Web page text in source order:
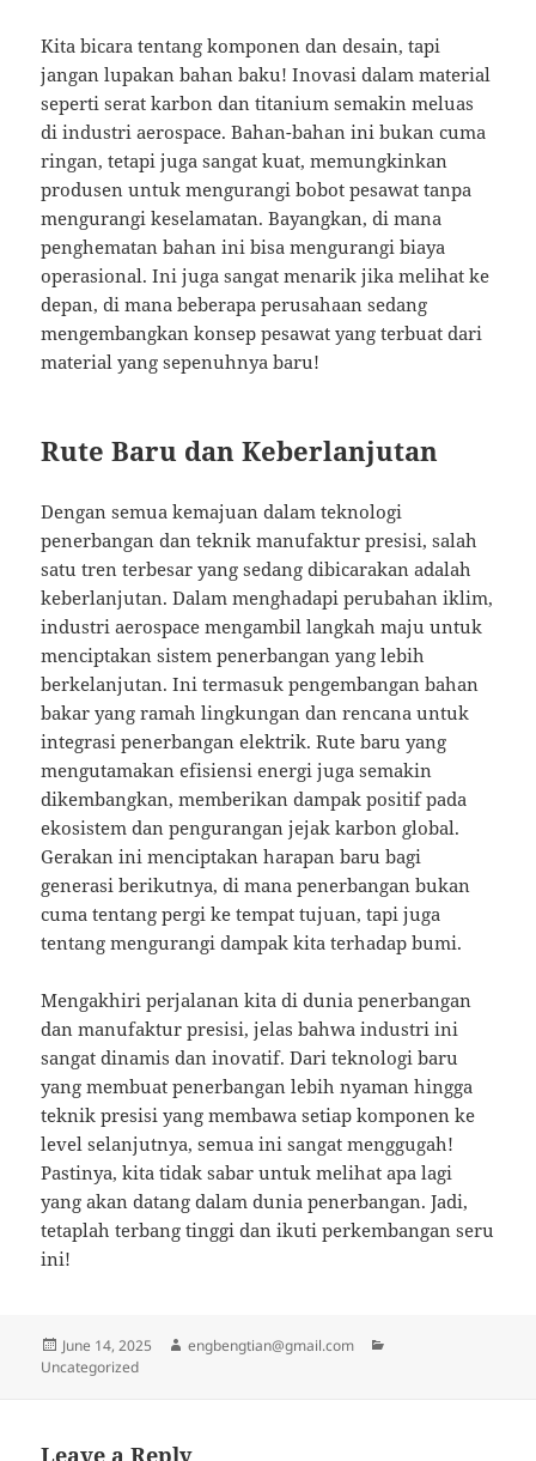
Kita bicara tentang komponen dan desain, tapi
jangan lupakan bahan baku! Inovasi dalam material
seperti serat karbon dan titanium semakin meluas
di industri aerospace. Bahan-bahan ini bukan cuma
ringan, tetapi juga sangat kuat, memungkinkan
produsen untuk mengurangi bobot pesawat tanpa
mengurangi keselamatan. Bayangkan, di mana
penghematan bahan ini bisa mengurangi biaya
operasional. Ini juga sangat menarik jika melihat ke
depan, di mana beberapa perusahaan sedang
mengembangkan konsep pesawat yang terbuat dari
material yang sepenuhnya baru!
Rute Baru dan Keberlanjutan
Dengan semua kemajuan dalam teknologi
penerbangan dan teknik manufaktur presisi, salah
satu tren terbesar yang sedang dibicarakan adalah
keberlanjutan. Dalam menghadapi perubahan iklim,
industri aerospace mengambil langkah maju untuk
menciptakan sistem penerbangan yang lebih
berkelanjutan. Ini termasuk pengembangan bahan
bakar yang ramah lingkungan dan rencana untuk
integrasi penerbangan elektrik. Rute baru yang
mengutamakan efisiensi energi juga semakin
dikembangkan, memberikan dampak positif pada
ekosistem dan pengurangan jejak karbon global.
Gerakan ini menciptakan harapan baru bagi
generasi berikutnya, di mana penerbangan bukan
cuma tentang pergi ke tempat tujuan, tapi juga
tentang mengurangi dampak kita terhadap bumi.
Mengakhiri perjalanan kita di dunia penerbangan
dan manufaktur presisi, jelas bahwa industri ini
sangat dinamis dan inovatif. Dari teknologi baru
yang membuat penerbangan lebih nyaman hingga
teknik presisi yang membawa setiap komponen ke
level selanjutnya, semua ini sangat menggugah!
Pastinya, kita tidak sabar untuk melihat apa lagi
yang akan datang dalam dunia penerbangan. Jadi,
tetaplah terbang tinggi dan ikuti perkembangan seru
ini!
Posted
on
June 14, 2025 Author
engbengtian@gmail.com
Uncategorized
Leave a Reply